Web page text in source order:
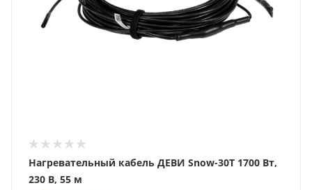
Нагревательный кабель ДЕВИ Snow-30T 1700 Вт,
230 В, 55 м